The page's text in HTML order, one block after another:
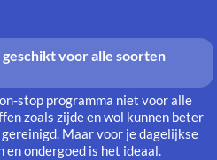
stop programma niet voor alle
zoals zijde en wol kunnen beter
Maar voor je dagelijkse
en ondergoed is het ideaal.